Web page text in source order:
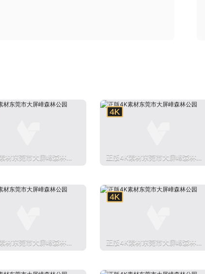
材东莞市大屏嶂森林公
正版4K素材东莞市大屏嶂森林公
材东莞市大屏嶂森林公
正版4K素材东莞市大屏嶂森林公